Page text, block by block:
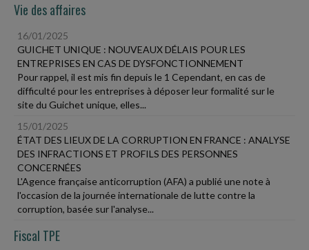
Vie des affaires
16/01/2025
GUICHET UNIQUE : NOUVEAUX DÉLAIS POUR LES
ENTREPRISES EN CAS DE DYSFONCTIONNEMENT
Pour rappel, il est mis fin depuis le 1 Cependant, en cas de
difficulté pour les entreprises à déposer leur formalité sur le
site du Guichet unique, elles...
15/01/2025
ÉTAT DES LIEUX DE LA CORRUPTION EN FRANCE : ANALYSE
DES INFRACTIONS ET PROFILS DES PERSONNES
CONCERNÉES
L'Agence française anticorruption (AFA) a publié une note à
l'occasion de la journée internationale de lutte contre la
corruption, basée sur l'analyse...
Fiscal TPE